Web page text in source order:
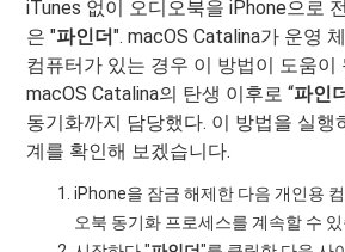
iTunes 없이 오디오북을 iPhone으로
은 "파인더". macOS Catalina가 운영
컴퓨터가 있는 경우 이 방법이 도움이
macOS Catalina의 탄생 이후로 “파인
동기화까지 담당했다. 이 방법을 실행
계를 확인해 보겠습니다.
iPhone을 잠금 해제한 다음 개인용
오북 동기화 프로세스를 계속할 수 있